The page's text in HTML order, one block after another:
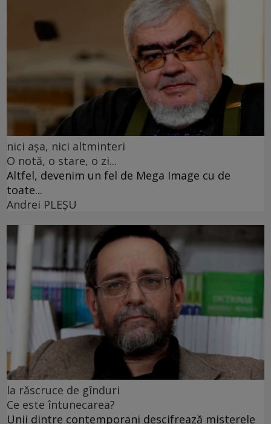
nici așa, nici altminteri
O notă, o stare, o zi...
Altfel, devenim un fel de Mega Image cu de
toate...
Andrei PLEŞU
la răscruce de gînduri
Ce este întunecarea?
Unii dintre contemporani descifrează misterele